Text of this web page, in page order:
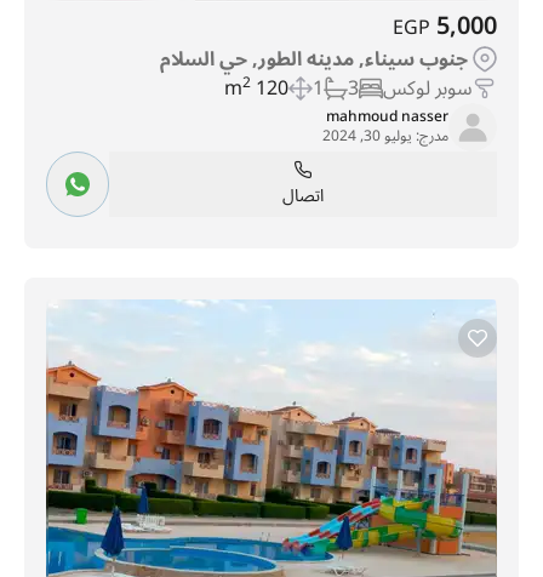
5,000
EGP
جنوب سيناء, مدينه الطور, حي السلام
سوبر لوكس 3
1
120 m
2
mahmoud nasser
مدرج: يوليو 30, 2024
اتصال